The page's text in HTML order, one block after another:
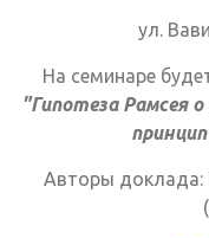
ул.
На семинаре
"Гипотеза Рамсея
Авторы доклада: